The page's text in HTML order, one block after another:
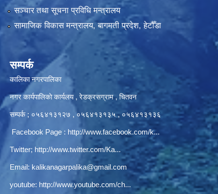
सञ्‍चार तथा सूचना प्रविधि मन्त्रालय
सामाजिक विकास मन्त्रालय, बागमती प्रदेश, हेटौँडा
सम्पर्क
कालिका नगरपालिका
नगर कार्यपालिकाे कार्यलय‍ , रेडक्रसग्राम , चितवन
सम्पर्क ; ०५६४१३१२७ , ०५६४१३१३५ , ०५६४१३१३६
Facebook Page : http://www.facebook.com/k...
Twitter; http://www.twitter.com/Ka...
Email: kalikanagarpalika@gmail.com
youtube: http://www.youtube.com/ch...